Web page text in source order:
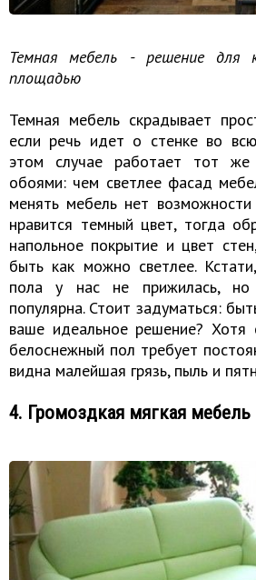
Темная мебель - решение для
площадью
Темная мебель скрадывает
если речь идет о стенке во
этом случае работает тот
обоями: чем светлее фасад
менять мебель нет возможности
нравится темный цвет, тогда
напольное покрытие и цвет
быть как можно светлее.
пола у нас не прижилась,
популярна. Стоит задуматься:
ваше идеальное решение? Хотя
белоснежный пол требует
видна малейшая грязь, пыль и
4. Громоздкая мягкая мебель